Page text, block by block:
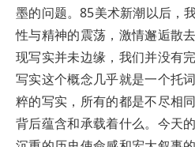
墨的问题。85美术新潮以后，
性与精神的震荡，激情邂逅散
现写实并未边缘，我们并没有
写实这个概念几乎就是一个托
粹的写实，所有的都是不尽相
背后蕴含和承载着什么。今天